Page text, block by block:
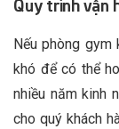
Quy trình vận
Nếu phòng
khó để có thể
nhiều năm kinh
cho quý khách